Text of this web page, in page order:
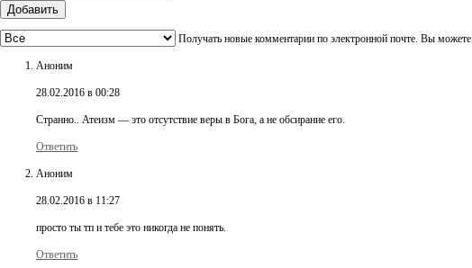
Добавить
Получать новые комментарии по электронной почте. Вы можете
Аноним
28.02.2016 в 00:28
Странно.. Атеизм — это отсутствие веры в Бога, а не обсирание его.
Ответить
Аноним
28.02.2016 в 11:27
просто ты тп и тебе это никогда не понять.
Ответить